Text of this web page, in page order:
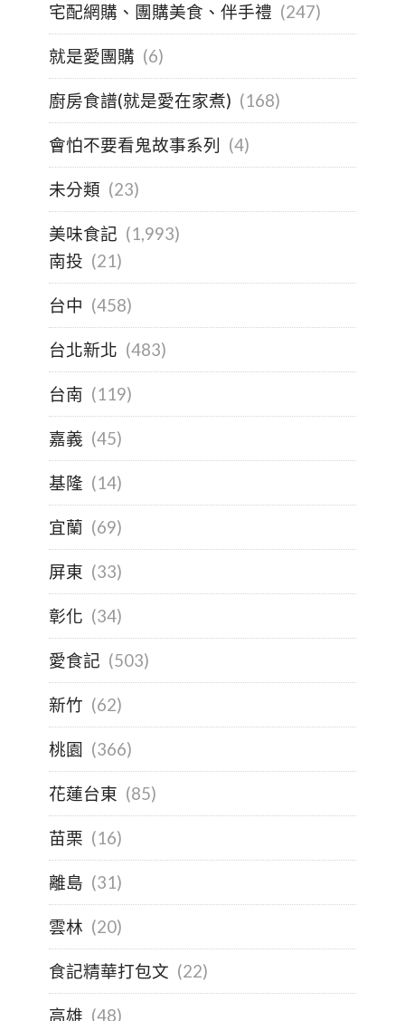
宅配網購、團購美食、伴手禮 (247)
就是愛團購 (6)
廚房食譜(就是愛在家煮) (168)
會怕不要看鬼故事系列 (4)
未分類 (23)
美味食記 (1,993)
南投 (21)
台中 (458)
台北新北 (483)
台南 (119)
嘉義 (45)
基隆 (14)
宜蘭 (69)
屏東 (33)
彰化 (34)
愛食記 (503)
新竹 (62)
桃園 (366)
花蓮台東 (85)
苗栗 (16)
離島 (31)
雲林 (20)
食記精華打包文 (22)
高雄 (48)